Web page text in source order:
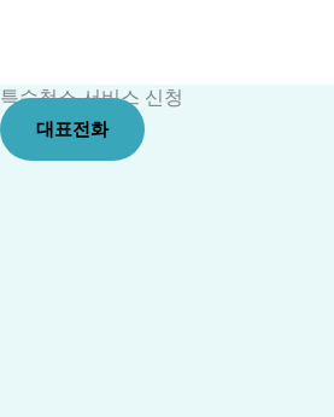
츠
로
건
특수청소 서비스 신청
대표전화